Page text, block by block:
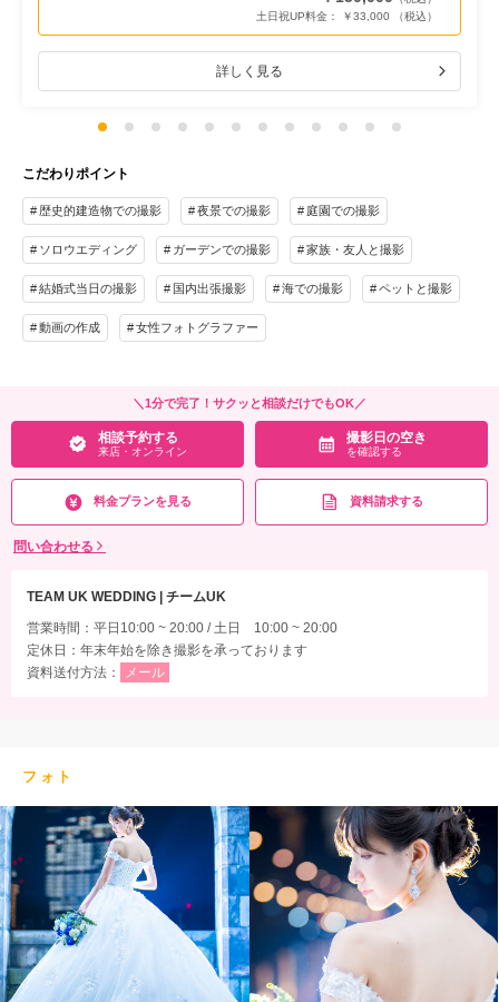
土日祝UP料金： ￥33,000 （税込）
詳しく見る
こだわりポイント
歴史的建造物での撮影 夜景での撮影 庭園での撮影
ソロウエディング ガーデンでの撮影 家族・友人と撮影
結婚式当日の撮影 国内出張撮影 海での撮影 ペットと撮影
動画の作成 女性フォトグラファー
＼1分で完了！サクッと相談だけでもOK／
相談予約する
来店・オンライン
撮影日の空き
を確認する
料金プランを見る 資料請求する
問い合わせる
TEAM UK WEDDING | チームUK
営業時間：平日10:00 ~ 20:00 / 土日 10:00 ~ 20:00
定休日：年末年始を除き撮影を承っております
資料送付方法：
メール
フォト